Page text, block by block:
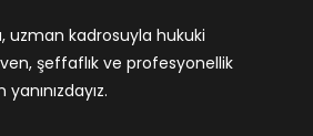
uzman kadrosuyla hukuki
şeffaflık ve profesyonellik